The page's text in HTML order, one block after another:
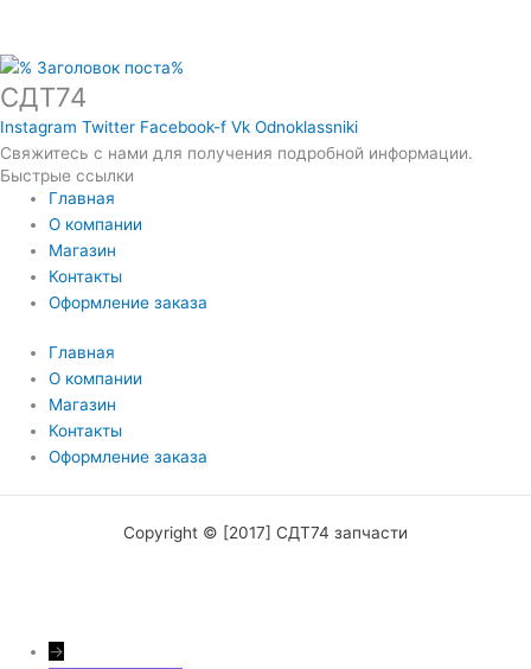
СДТ74
Instagram Twitter Facebook-f Vk Odnoklassniki
Свяжитесь с нами для получения подробной информации.
Быстрые ссылки
Главная
О компании
Магазин
Контакты
Оформление заказа
Главная
О компании
Магазин
Контакты
Оформление заказа
Copyright © [2017] СДТ74 запчасти
→